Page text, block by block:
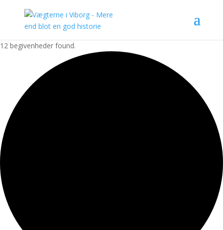
12 begivenheder found.